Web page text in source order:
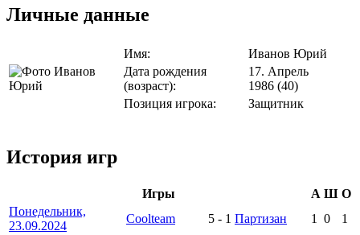
Личные данные
Имя:
Иванов Юрий
Дата рождения
(возраст):
17. Апрель
1986 (40)
Позиция игрока:
Защитник
История игр
Игры А Ш О
Понедельник,
23.09.2024
Coolteam 5 - 1 Партизан 1 0
1